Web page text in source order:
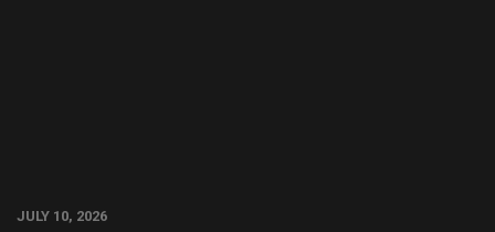
JULY 10, 2026